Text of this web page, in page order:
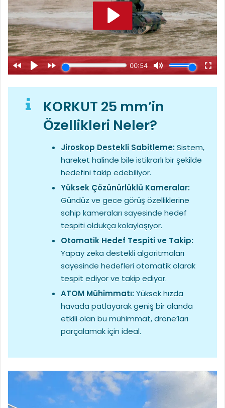
KORKUT 25 mm’in
Özellikleri Neler?
Jiroskop Destekli Sabitleme:Sistem,
hareket halinde bile istikrarlı bir şekilde
hedefini takip edebiliyor.
Yüksek Çözünürlüklü Kameralar:
Gündüz ve gece görüş özelliklerine
sahip kameraları sayesinde hedef
tespiti oldukça kolaylaşıyor.
Otomatik Hedef Tespiti ve Takip:
Yapay zeka destekli algoritmaları
sayesinde hedefleri otomatik olarak
tespit ediyor ve takip ediyor.
ATOM Mühimmatı:Yüksek hızda
havada patlayarak geniş bir alanda
etkili olan bu mühimmat, drone’ları
parçalamak için ideal.